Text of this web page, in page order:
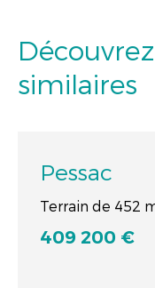
similaires
Pessac
Terrain de 452
409 200 €